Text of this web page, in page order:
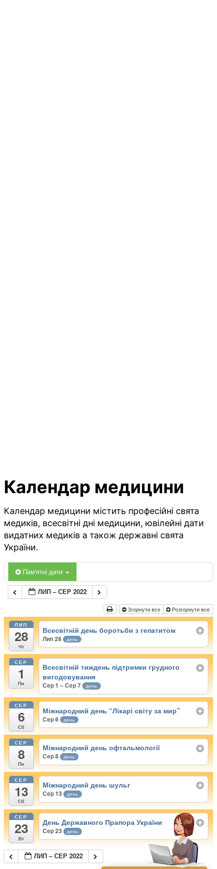
Календар медицини
Календар медицини містить професійні свята
медиків, всесвітні дні медицини, ювілейні дати
видатних медиків а також державні свята
України.
Пам'ятні дати
ЛИП – СЕР 2022
Згорнути все Розгорнути все
ЛИП
28
Чт
Всесвітній день боротьби з гепатитом
Лип 28 день
СЕР
1
Пн
Всесвітній тиждень підтримки грудного
вигодовування
Сер 1 – Сер 7 день
СЕР
6
Сб
Міжнародний день “Лікарі світу за мир”
Сер 6 день
СЕР
8
Пн
Міжнародний день офтальмології
Сер 8 день
СЕР
13
Сб
Міжнародний день шульг
Сер 13 день
СЕР
23
Вт
День Державного Прапора України
Сер 23 день
ЛИП – СЕР 2022